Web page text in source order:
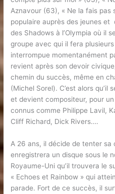
Aznavour (63), « Ne la fais
populaire auprès des jeunes
des Shadows à l’Olympia où il
groupe avec qui il fera
interrompue momentanément
revient après son devoir
chemin du succès, même en
(Michel Sorel). C’est alors
et devient compositeur, pour
connus comme Philippe Lavil,
Cliff Richard, Dick Rivers….
A 26 ans, il décide de tenter sa
enregistrera un disque sous le
Royaume-Uni qu’il trouvera le
« Echoes et Rainbow » qui
parade. Fort de ce succès, il